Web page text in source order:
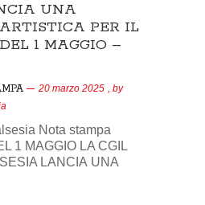
UNA
PER IL
1 MAGGIO –
20 marzo 2025 , by
Nota stampa
1 MAGGIO LA CGIL
LANCIA UNA